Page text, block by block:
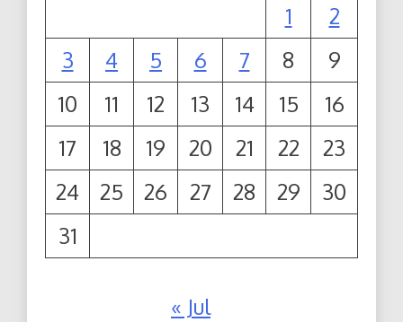
1
2
3
4 5 6 7 8
9
10
11 12 13 14 15
16
17
18 19 20 21 22
23
24
25 26 27 28 29
30
31
« Jul